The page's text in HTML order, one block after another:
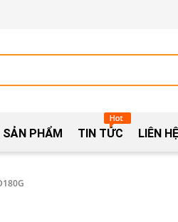
SẢN PHẨM TIN TỨC LIÊN HỆ